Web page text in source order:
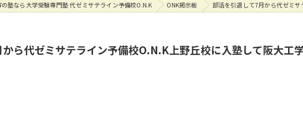
塾なら大学受験専門塾 代ゼミサテライン予備校O.N.K ONK掲示板 部活を引退して7月から代ゼミサ
ら代ゼミサテライン予備校O.N.K上野丘校に入塾して阪大工